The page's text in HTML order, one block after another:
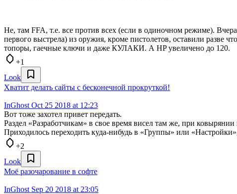
Не, там FFA, т.е. все против всех (если в одиночном режиме).
первого выстрела) из оружия, кроме пистолетов, оставили разве
топоры, гаечные ключи и даже КУЛАКИ. А HP увеличено до 120.
+1
Look
Хватит делать сайты с бесконечной прокруткойǃ
InGhost Oct 25 2018 at 12:23
Вот тоже захотел привет передать.
Раздел «Разработчикам» в свое время висел там же, при
Приходилось переходить куда-нибудь в «Группы» или
+2
Look
Моё разочарование в софте
InGhost Sep 20 2018 at 23:05